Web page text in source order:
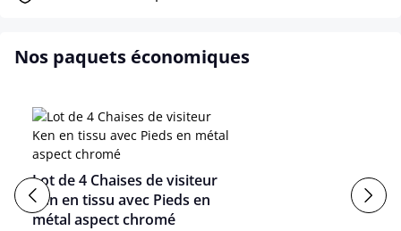
Nos paquets économiques
Lot de 4 Chaises de visiteur
Ken en tissu avec Pieds en
métal aspect chromé